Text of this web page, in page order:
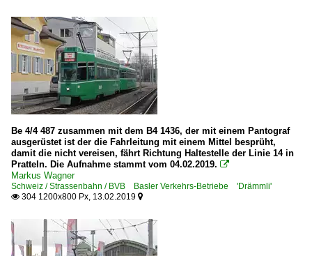
Be 4/4 487 zusammen mit dem B4 1436, der mit einem Pantograf
ausgerüstet ist der die Fahrleitung mit einem Mittel besprüht,
damit die nicht vereisen, fährt Richtung Haltestelle der Linie 14 in
Pratteln. Die Aufnahme stammt vom 04.02.2019. 
Markus Wagner
Schweiz / Strassenbahn / BVB Basler Verkehrs-Betriebe 'Drämmli'
 304 1200x800 Px, 13.02.2019 